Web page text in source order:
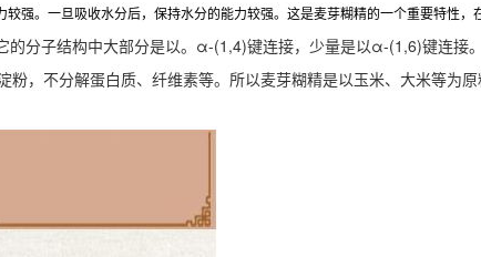
。一旦吸收水分后，保持水分的能力较强。这是麦芽糊精的一个重要特性，
的分子结构中大部分是以。α-(1,4)键连接，少量是以α-(1,6)键连接
，不分解蛋白质、纤维素等。所以麦芽糊精是以玉米、大米等为原